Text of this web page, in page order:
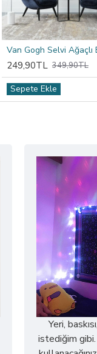
249,90TL 349,90TL
Sepete Ekle
Yeri,
istediğim